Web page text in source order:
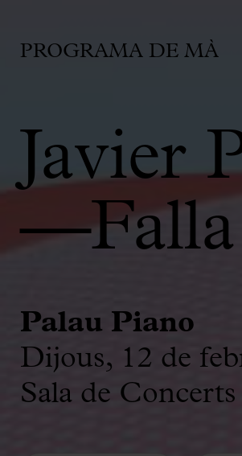
PROGRAMA DE MÀ
Javier
Palau Piano
Dijous, 12 de
Sala de Concerts